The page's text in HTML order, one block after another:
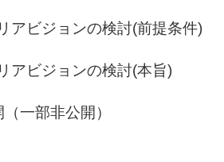
ビジョンの検討(前提条件)
ビジョンの検討(本旨)
一部非公開）